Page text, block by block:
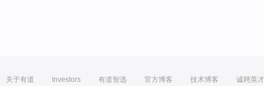
关于有道 Investors 有道智选 官方博客 技术博客 诚聘英才